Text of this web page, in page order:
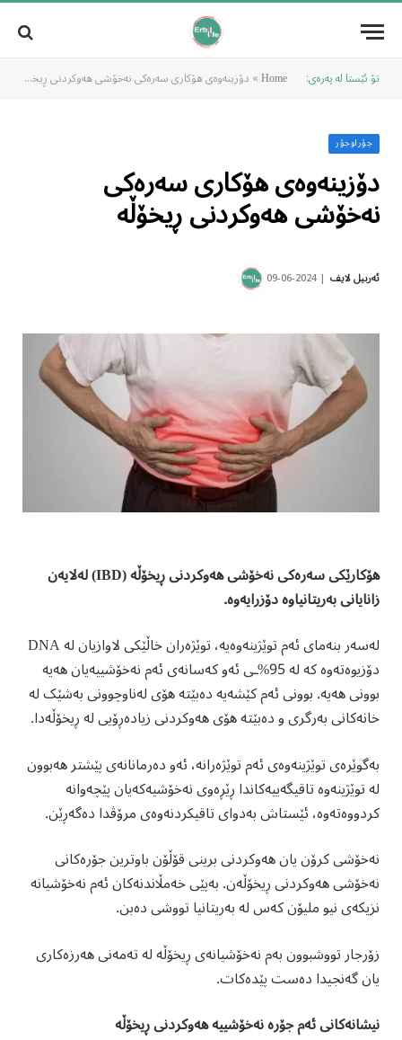
تۆ ئێستا لە پەرەی: Home
» دۆزینەوەی هۆکاری سەرەکی نەخۆشی هەوکردنی ڕیخۆڵە
جۆراوجۆر
دۆزینەوەی هۆکاری سەرەکی
نەخۆشی هەوکردنی ڕیخۆڵە
ئەربیل لایف 2024-06-09
هۆکارێکی سەرەکی نەخۆشی هەوکردنی ڕیخۆڵە (IBD) لەلایەن
زانایانی بەریتانیاوە دۆزرایەوە.
لەسەر بنەمای ئەم توێژینەوەیە، توێژەران خاڵێکی لاوازیان لە DNA
دۆزیوەتەوە کە لە 95%ـی ئەو کەسانەی ئەم نەخۆشییەیان هەیە
بوونی هەیە. بوونی ئەم کێشەیە دەبێتە هۆی لەناوچوونی بەشێک لە
خانەکانی بەرگری و دەبێتە هۆی هەوکردنی زیادەڕۆیی لە ڕیخۆڵەدا.
بەگوێرەی توێژینەوەی ئەم توێژەرانە، ئەو دەرمانانەی پێشتر هەبوون
لە توێژینەوە تاقیگەییەکاندا ڕێڕەوی نەخۆشیەکەیان پێچەوانە
کردووەتەوە، ئێستاش بەدوای تاقیکردنەوەی مرۆڤدا دەگەڕێن.
نەخۆشی کرۆن یان هەوکردنی برینی قۆڵۆن باوترین جۆرەکانی
نەخۆشی هەوکردنی ڕیخۆڵەن. بەپێی خەمڵاندنەکان ئەم نەخۆشیانە
نزیکەی نیو ملیۆن کەس لە بەریتانیا تووشی دەبن.
زۆرجار تووشبوون بەم نەخۆشیانەی ڕیخۆڵە لە تەمەنی هەرزەکاری
یان گەنجیدا دەست پێدەکات.
نیشانەکانی ئەم جۆرە نەخۆشییە هەوکردنی ڕیخۆڵە